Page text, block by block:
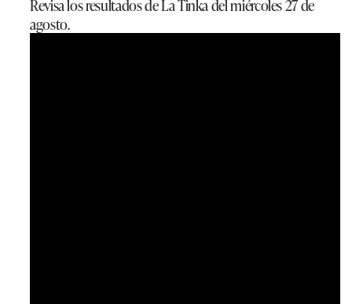
Revisa los resultados de La Tinka del miércoles 27 de
agosto.